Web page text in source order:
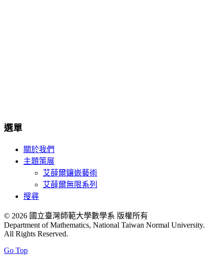
選單
關於我們
主題策展
艾薛爾鑲嵌藝術
艾薛爾無限系列
搜尋
© 2026 國立臺灣師範大學數學系 版權所有
Department of Mathematics, National Taiwan Normal University.
All Rights Reserved.
Go Top